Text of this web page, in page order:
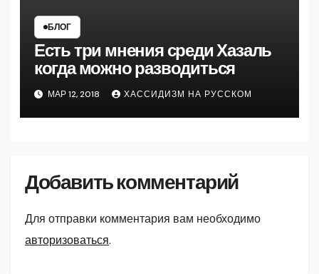
БЛОГ
Есть три мнения среди Хазаль
когда можно разводиться
МАР 12, 2018 ХАССИДИЗМ НА РУССКОМ
Добавить комментарий
Для отправки комментария вам необходимо
авторизоваться.